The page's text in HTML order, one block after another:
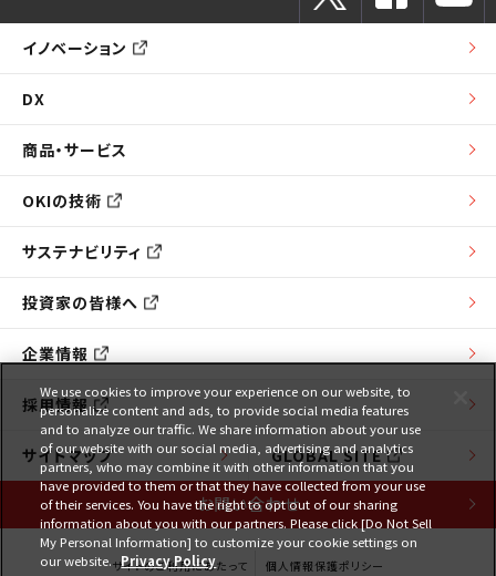
イノベーション
DX
商品・サービス
OKIの技術
サステナビリティ
投資家の皆様へ
企業情報
採用情報
サイトマップ GLOBAL SITE
お問い合わせ
サイトのご利用にあたって 個人情報保護ポリシー
We use cookies to improve your experience on our website, to
personalize content and ads, to provide social media features
and to analyze our traffic. We share information about your use
of our website with our social media, advertising and analytics
partners, who may combine it with other information that you
have provided to them or that they have collected from your use
of their services. You have the right to opt out of our sharing
information about you with our partners. Please click [Do Not Sell
My Personal Information] to customize your cookie settings on
our website. Privacy Policy